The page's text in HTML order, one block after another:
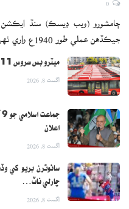
ڄامشورو (ويب ڊيسڪ) سنڌ
جيڪڏهن عملي طور 1940ع واري ٺهراءُ ۽ 1973ع جي آئين کي…
ميٽرو بس سروس 11 آگسٽ کان بند ڪرڻ جو اعلان
اگست 8, 2026
اعلان
اگست 8, 2026
سائوٿرن بريو کي
چارلي ناٽ…
اگست 8, 2026